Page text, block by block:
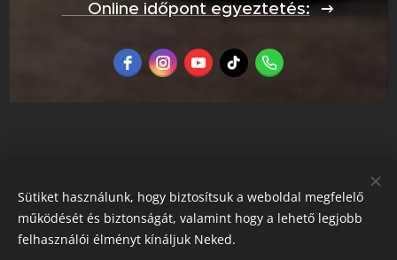
📅 Online időpont egyeztetés:
Sütiket használunk, hogy biztosítsuk a weboldal megfelelő
működését és biztonságát, valamint hogy a lehető legjobb
felhasználói élményt kínáljuk Neked.